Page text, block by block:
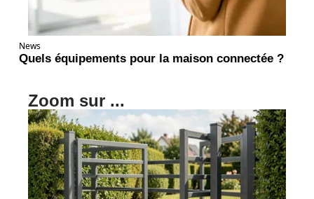
News
Quels équipements pour la maison connectée ?
Zoom sur ...